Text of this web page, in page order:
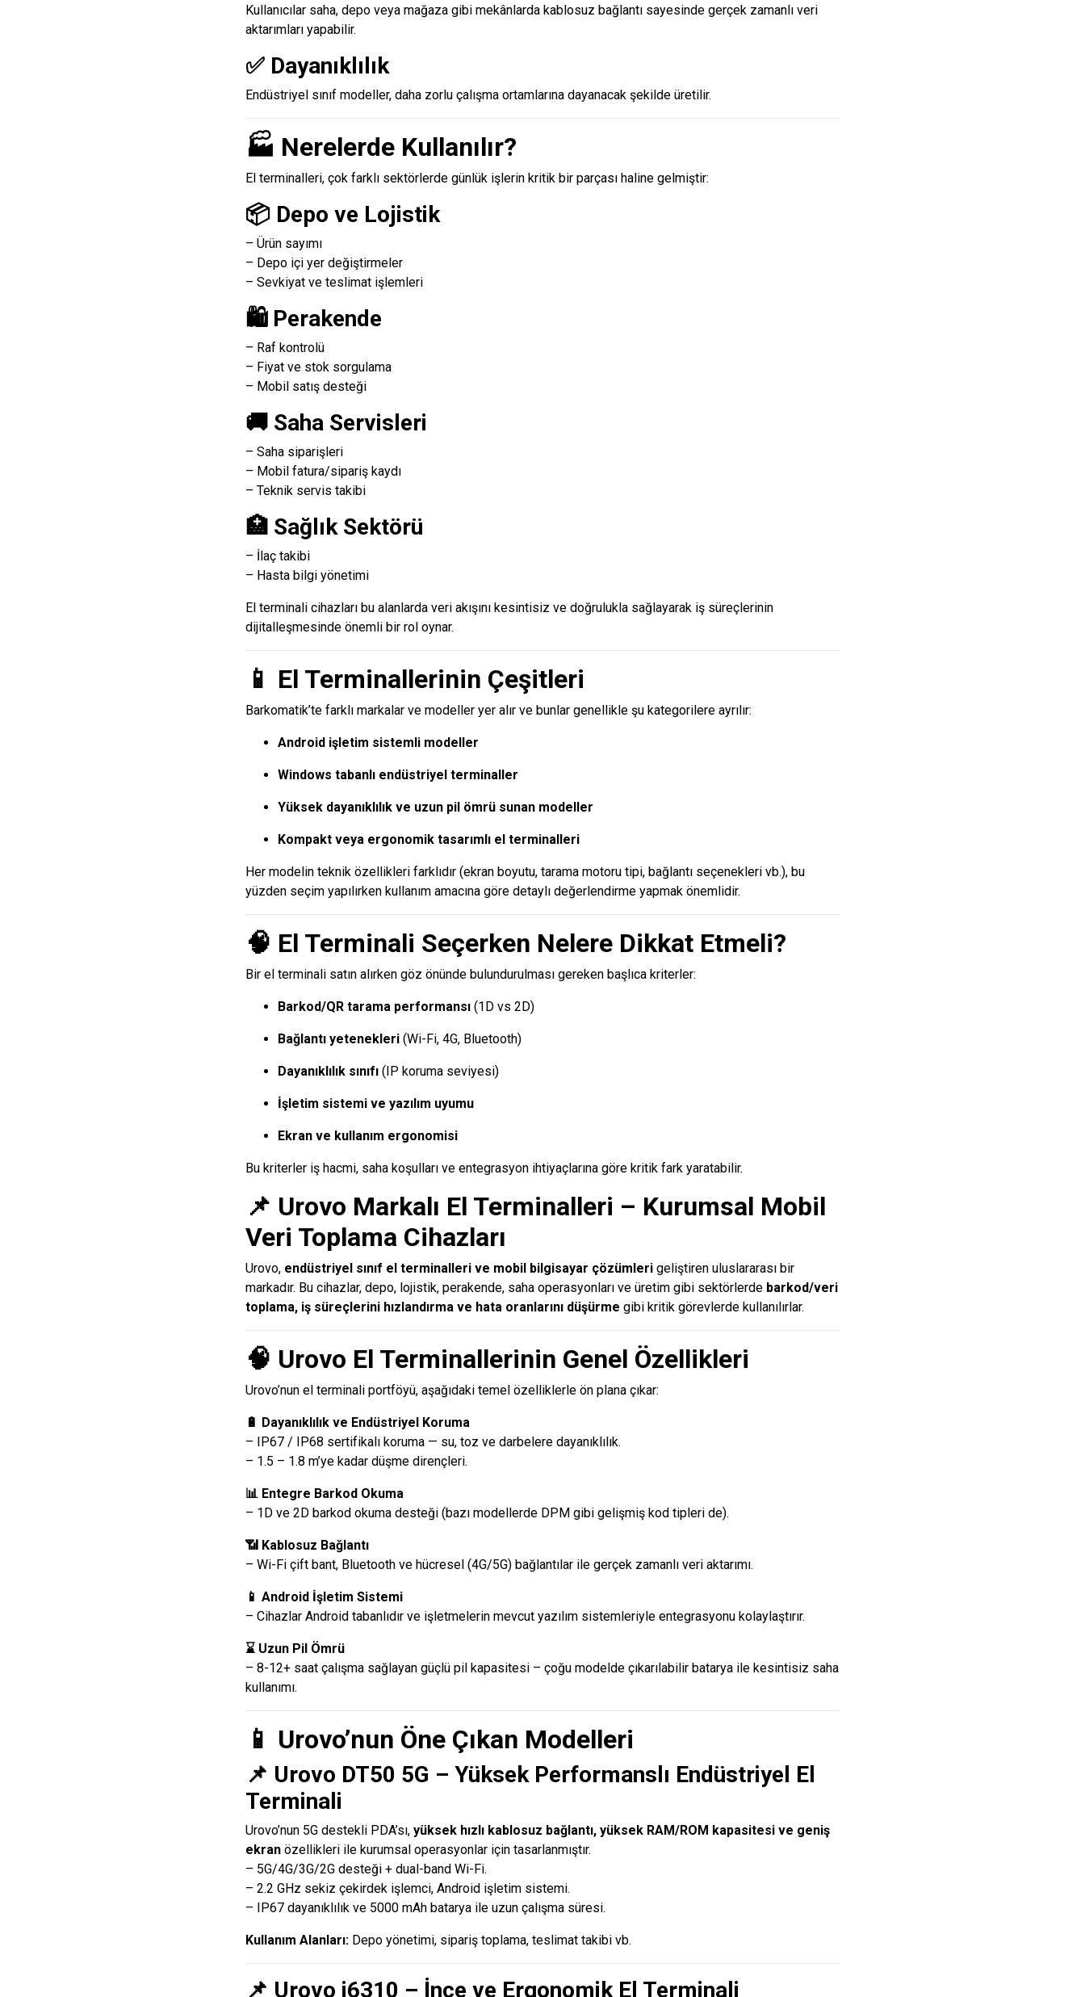
Kullanıcılar saha, depo veya mağaza gibi mekânlarda kablosuz bağlantı sayesinde gerçek zamanlı veri
aktarımları yapabilir.
✅ Dayanıklılık
Endüstriyel sınıf modeller, daha zorlu çalışma ortamlarına dayanacak şekilde üretilir.
🏭 Nerelerde Kullanılır?
El terminalleri, çok farklı sektörlerde günlük işlerin kritik bir parçası haline gelmiştir:
📦 Depo ve Lojistik
– Ürün sayımı
– Depo içi yer değiştirmeler
– Sevkiyat ve teslimat işlemleri
🛍️ Perakende
– Raf kontrolü
– Fiyat ve stok sorgulama
– Mobil satış desteği
🚚 Saha Servisleri
– Saha siparişleri
– Mobil fatura/sipariş kaydı
– Teknik servis takibi
🏥 Sağlık Sektörü
– İlaç takibi
– Hasta bilgi yönetimi
El terminali cihazları bu alanlarda veri akışını kesintisiz ve doğrulukla sağlayarak iş süreçlerinin
dijitalleşmesinde önemli bir rol oynar.
📱 El Terminallerinin Çeşitleri
Barkomatik’te farklı markalar ve modeller yer alır ve bunlar genellikle şu kategorilere ayrılır:
Android işletim sistemli modeller
Windows tabanlı endüstriyel terminaller
Yüksek dayanıklılık ve uzun pil ömrü sunan modeller
Kompakt veya ergonomik tasarımlı el terminalleri
Her modelin teknik özellikleri farklıdır (ekran boyutu, tarama motoru tipi, bağlantı seçenekleri vb.), bu
yüzden seçim yapılırken kullanım amacına göre detaylı değerlendirme yapmak önemlidir.
🧠 El Terminali Seçerken Nelere Dikkat Etmeli?
Bir el terminali satın alırken göz önünde bulundurulması gereken başlıca kriterler:
Barkod/QR tarama performansı(1D vs 2D)
Bağlantı yetenekleri(Wi-Fi, 4G, Bluetooth)
Dayanıklılık sınıfı(IP koruma seviyesi)
İşletim sistemi ve yazılım uyumu
Ekran ve kullanım ergonomisi
Bu kriterler iş hacmi, saha koşulları ve entegrasyon ihtiyaçlarına göre kritik fark yaratabilir.
📌 Urovo Markalı El Terminalleri – Kurumsal Mobil
Veri Toplama Cihazları
Urovo, endüstriyel sınıf el terminalleri ve mobil bilgisayar çözümlerigeliştiren uluslararası bir
markadır. Bu cihazlar, depo, lojistik, perakende, saha operasyonları ve üretim gibi sektörlerde barkod/veri
toplama, iş süreçlerini hızlandırma ve hata oranlarını düşürme gibi kritik görevlerde kullanılırlar.
🧠 Urovo El Terminallerinin Genel Özellikleri
Urovo’nun el terminali portföyü, aşağıdaki temel özelliklerle ön plana çıkar:
🔋 Dayanıklılık ve Endüstriyel Koruma
– IP67 / IP68 sertifikalı koruma — su, toz ve darbelere dayanıklılık.
– 1.5 – 1.8 m’ye kadar düşme dirençleri.
📊 Entegre Barkod Okuma
– 1D ve 2D barkod okuma desteği (bazı modellerde DPM gibi gelişmiş kod tipleri de).
📶 Kablosuz Bağlantı
– Wi-Fi çift bant, Bluetooth ve hücresel (4G/5G) bağlantılar ile gerçek zamanlı veri aktarımı.
📱 Android İşletim Sistemi
– Cihazlar Android tabanlıdır ve işletmelerin mevcut yazılım sistemleriyle entegrasyonu kolaylaştırır.
⌛ Uzun Pil Ömrü
– 8-12+ saat çalışma sağlayan güçlü pil kapasitesi – çoğu modelde çıkarılabilir batarya ile kesintisiz saha
kullanımı.
📱 Urovo’nun Öne Çıkan Modelleri
📌 Urovo DT50 5G – Yüksek Performanslı Endüstriyel El
Terminali
Urovo’nun 5G destekli PDA’sı, yüksek hızlı kablosuz bağlantı, yüksek RAM/ROM kapasitesi ve geniş
ekranözellikleri ile kurumsal operasyonlar için tasarlanmıştır.
– 5G/4G/3G/2G desteği + dual-band Wi-Fi.
– 2.2 GHz sekiz çekirdek işlemci, Android işletim sistemi.
– IP67 dayanıklılık ve 5000 mAh batarya ile uzun çalışma süresi.
Kullanım Alanları:Depo yönetimi, sipariş toplama, teslimat takibi vb.
📌 Urovo i6310 – İnce ve Ergonomik El Terminali